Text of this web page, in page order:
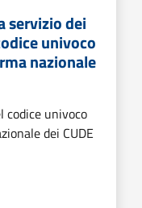
servizio dei
univoco
nazionale
codice univoco
dei CUDE